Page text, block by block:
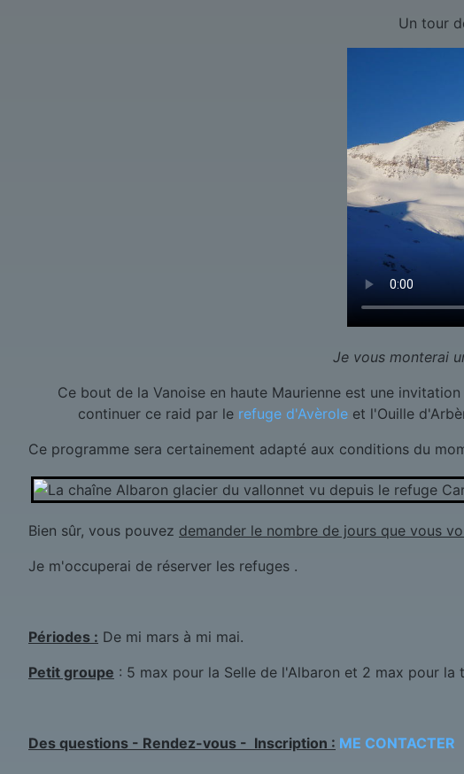
Un tour
Je vous monterai
Ce bout de la Vanoise en haute Maurienne est une
continuer ce raid par le refuge d'Avèrole et l'Ouille
Ce programme sera certainement adapté aux conditions du
Bien sûr, vous pouvez demander le nombre de jours que vous
Je m'occuperai de réserver les refuges .
Périodes : De mi mars à mi mai.
Petit groupe : 5 max pour la Selle de l'Albaron et 2 max pour la
Des questions - Rendez-vous - Inscription : ME CONTACTER